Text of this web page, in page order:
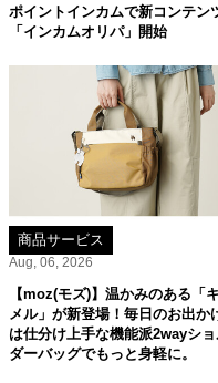
ポイントインカムで新コンテン
「インカムオリパ」開始
商品サービス
Aug, 06, 2026
【moz(モズ)】温かみのある「
メル」が新登場！毎日のお出か
は仕分け上手な機能派2wayシ
ダーバッグでもっと身軽に。